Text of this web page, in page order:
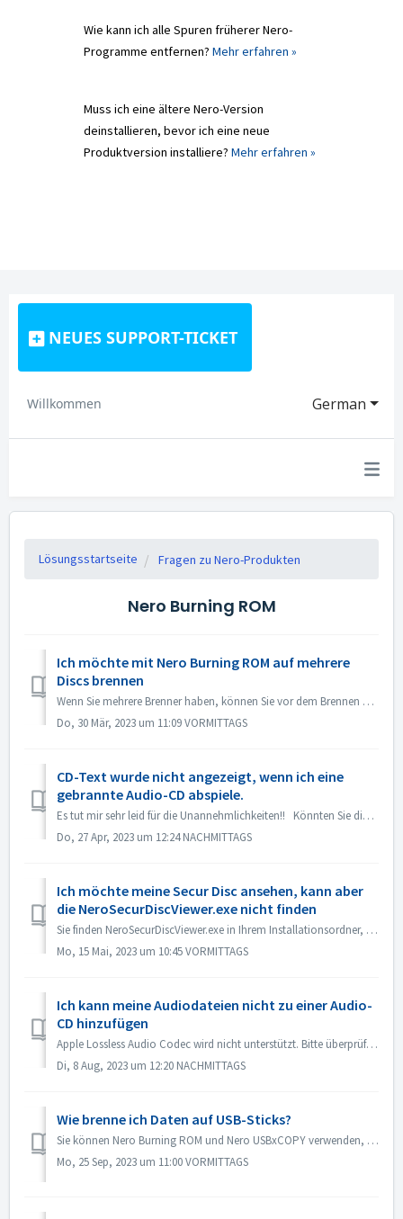
Wie kann ich alle Spuren früherer Nero-
Programme entfernen? Mehr erfahren »
Muss ich eine ältere Nero-Version
deinstallieren, bevor ich eine neue
Produktversion installiere? Mehr erfahren »
NEUES SUPPORT-TICKET
German
Willkommen
Lösungsstartseite Fragen zu Nero-Produkten
Nero Burning ROM
Ich möchte mit Nero Burning ROM auf mehrere
Discs brennen
Wenn Sie mehrere Brenner haben, können Sie vor dem Brennen auf der Registerkarte Brennen die Option "Mehrere Brenner verwenden" aktivieren. Wen...
Do, 30 Mär, 2023 um 11:09 VORMITTAGS
CD-Text wurde nicht angezeigt, wenn ich eine
gebrannte Audio-CD abspiele.
Es tut mir sehr leid für die Unannehmlichkeiten!! Könnten Sie die Wiedergabe mit Nero MediaHome durchführen und die Metadaten überprüfen? Ihr Player muss ...
Do, 27 Apr, 2023 um 12:24 NACHMITTAGS
Ich möchte meine Secur Disc ansehen, kann aber
die NeroSecurDiscViewer.exe nicht finden
Sie finden NeroSecurDiscViewer.exe in Ihrem Installationsordner, etwa unter C:\Programme (x86)\Nero\Nero 2023\Nero Burning ROM\SecurDisc Es sollte auch ein...
Mo, 15 Mai, 2023 um 10:45 VORMITTAGS
Ich kann meine Audiodateien nicht zu einer Audio-
CD hinzufügen
Apple Lossless Audio Codec wird nicht unterstützt. Bitte überprüfen Sie den Audiocodec Ihrer Dateien. Oder senden Sie sie uns zur Überprüfung.
Di, 8 Aug, 2023 um 12:20 NACHMITTAGS
Wie brenne ich Daten auf USB-Sticks?
Sie können Nero Burning ROM und Nero USBxCOPY verwenden, um Daten auf USB-Sticks/Karten zu brennen. In Nero Burning ROM sind unter USB-Stick/Karte die Optio...
Mo, 25 Sep, 2023 um 11:00 VORMITTAGS